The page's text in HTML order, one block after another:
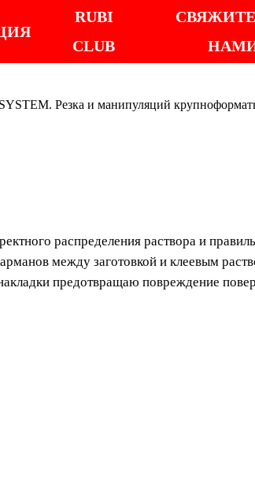
RUBI
CLUB
Резка и манипуляций
распределения раствора и
между заготовкой и клеевым
предотвращаю повреждение